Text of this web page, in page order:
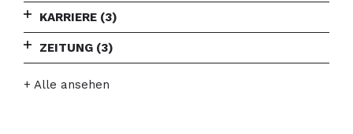
KARRIERE (3)
ZEITUNG (3)
+ Alle ansehen